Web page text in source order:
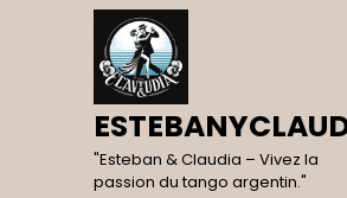
"Esteban & Claudia – Vivez la
passion du tango argentin."